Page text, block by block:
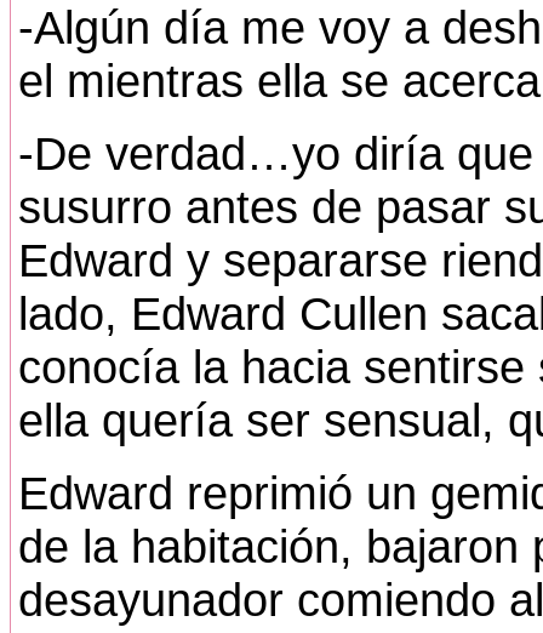
-Algún día me voy a
el mientras ella se
-De verdad…yo diría
susurro antes de pasar
Edward y separarse
lado, Edward Cullen
conocía la hacia
ella quería ser sensual,
Edward reprimió un
de la habitación,
desayunador comiendo